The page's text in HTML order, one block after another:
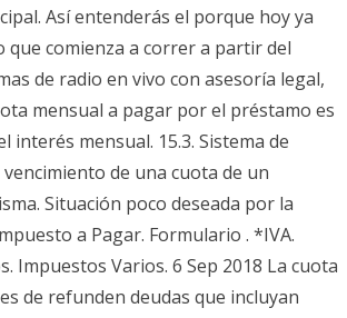
Así entenderás el porque hoy ya
comienza a correr a partir del
de radio en vivo con asesoría legal,
mensual a pagar por el préstamo es
interés mensual. 15.3. Sistema de
de una cuota de un
Situación poco deseada por la
a Pagar. Formulario . *IVA.
Impuestos Varios. 6 Sep 2018 La cuota
de refunden deudas que incluyan